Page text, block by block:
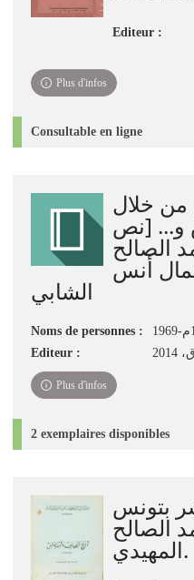
Editeur :
Plus d'infos
Consultable en ligne
خلال
و... [نص
الصالح
أنس
الشابي
Noms de personnes :
Editeur :
Plus d'infos
2 exemplaires disponibles
بتونس
الصالح
المهيدي.